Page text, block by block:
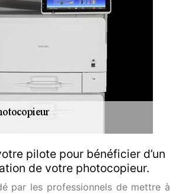
pilote pour bénéficier d’un
de votre photocopieur.
par les professionnels de mettre à